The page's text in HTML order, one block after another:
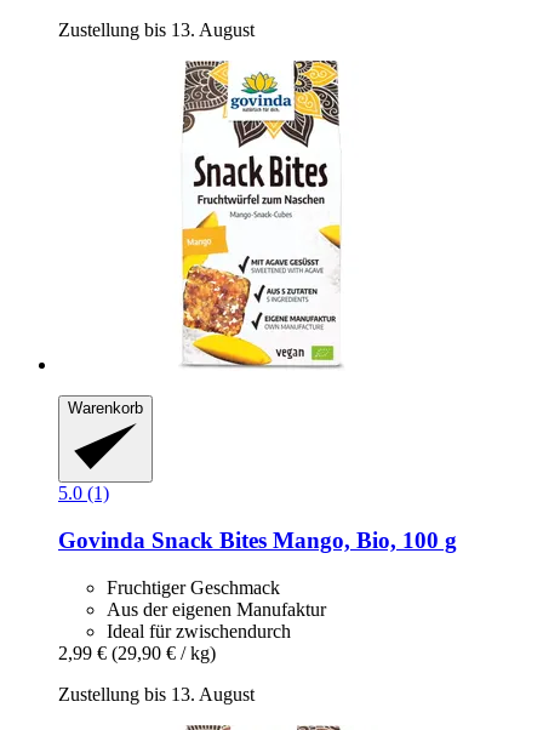
Zustellung bis 13. August
Warenkorb
5.0 (1)
Govinda Snack Bites Mango, Bio, 100 g
Fruchtiger Geschmack
Aus der eigenen Manufaktur
Ideal für zwischendurch
2,99 € (29,90 € / kg)
Zustellung bis 13. August